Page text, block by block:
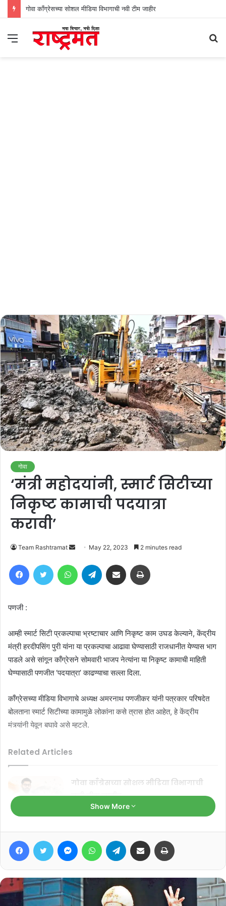
गोवा काँग्रेसच्या सोशल मीडिया विभागाची नवी टीम जाहीर
Menu
गोवा
‘मंत्री महोदयांनी, स्मार्ट सिटीच्या
निकृष्ट कामाची पदयात्रा
करावी’
Team Rashtramat
Send
email
May 22, 2023 2 minutes read
FacebookTwitter WhatsAppTelegram Share via Email
पणजी :
आम्ही स्मार्ट सिटी प्रकल्पाचा भ्रष्टाचार आणि निकृष्ट काम उघड केल्याने, केंद्रीय
मंत्री हरदीपसिंग पुरी यांना या प्रकल्पाचा आढावा घेण्यासाठी राजधानीत येण्यास भाग
पाडले असे सांगून काँग्रेसने सोमवारी भाजप नेत्यांना या निकृष्ट कामाची माहिती
घेण्यासाठी पणजीत ‘पदयात्रा’ काढण्याचा सल्ला दिला.
काँग्रेसच्या मीडिया विभागाचे अध्यक्ष अमरनाथ पणजीकर यांनी पत्रकार परिषदेत
बोलताना स्मार्ट सिटीच्या कामामुळे लोकांना कसे त्रास होत आहेत, हे केंद्रीय
मंत्र्यांनी येवून बघावे असे म्हटले.
Related Articles
गोवा काँग्रेसच्या सोशल मीडिया विभागाची
नवी टीम जाहीर
August 6, 2026
‘जीवनाला दिशा देण्यात गुरूची भूमिका
महत्त्वाची’
August 5, 2026
स्मार्ट सिटीच्या कामातील भ्रष्टाचाराविरोधातील त्यांनी आंदोलने केल्यामुळे केंद्र
Show More
FacebookTwitter MessengerWhatsAppTelegram Share via Email